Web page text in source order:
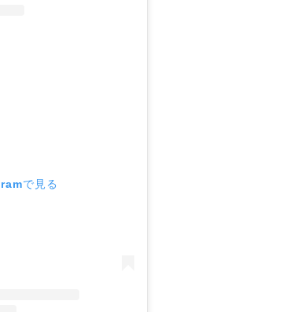
で見る